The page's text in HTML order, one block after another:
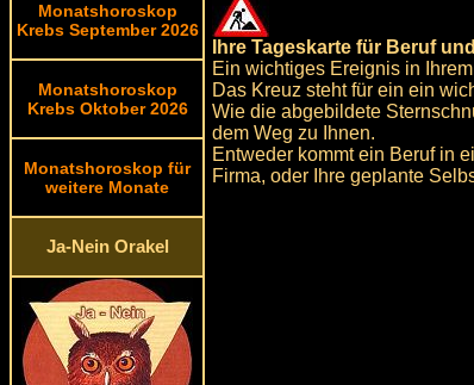
Monatshoroskop
Krebs September 2026
Monatshoroskop
Krebs Oktober 2026
Monatshoroskop für
weitere Monate
Ja-Nein Orakel
Ihre Tageskarte für Beruf
Ein wichtiges Ereignis in
Das Kreuz steht für ein ein
Wie die abgebildete
dem Weg zu Ihnen.
Entweder kommt ein Beruf in
Firma, oder Ihre geplante